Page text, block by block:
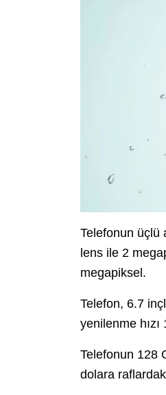
Telefonun üçlü
lens ile 2
megapiksel.
Telefon, 6.7
yenilenme
Telefonun 128
dolara